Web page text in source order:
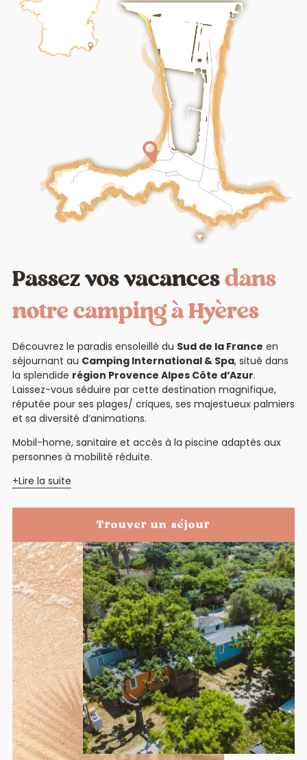
Passez vos vacances dans
notre camping à Hyères
Découvrez le paradis ensoleillé du Sud de la France en
séjournant au Camping International & Spa, situé dans
la splendide région Provence Alpes Côte d’Azur.
Laissez-vous séduire par cette destination magnifique,
réputée pour ses plages/ criques, ses majestueux palmiers
et sa diversité d’animations.
Mobil-home, sanitaire et accès à la piscine adaptés aux
personnes à mobilité réduite.
Lire la suite
Trouver un séjour